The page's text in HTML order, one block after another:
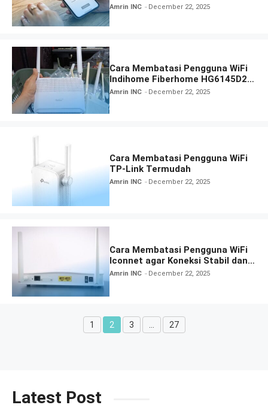
Amrin INC December 22, 2025
Cara Membatasi Pengguna WiFi
Indihome Fiberhome HG6145D2
Termudah
Amrin INC December 22, 2025
Cara Membatasi Pengguna WiFi
TP-Link Termudah
Amrin INC December 22, 2025
Cara Membatasi Pengguna WiFi
Iconnet agar Koneksi Stabil dan
Aman
Amrin INC December 22, 2025
Page
1 Page
2 Page
3 Page
27
Latest Post